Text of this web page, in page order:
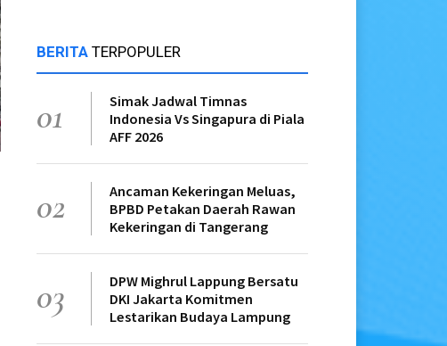
BERITA TERPOPULER
01
Simak Jadwal Timnas
Indonesia Vs Singapura di Piala
AFF 2026
02
Ancaman Kekeringan Meluas,
BPBD Petakan Daerah Rawan
Kekeringan di Tangerang
03
DPW Mighrul Lappung Bersatu
DKI Jakarta Komitmen
Lestarikan Budaya Lampung